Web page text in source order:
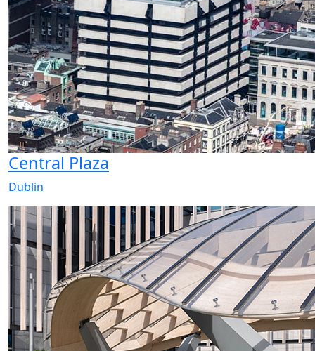
Central Plaza
Dublin